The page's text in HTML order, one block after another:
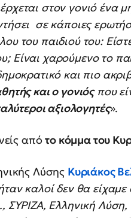
στον γονιό ένα
σε κάποιες
του παιδιού του:
Είναι χαρούμενο το
και πιο
και ο γονιόςπου
αξιολογητές».
απότο κόμμα του
Λύσης Κυριάκος
καλοί δεν θα είχαμε
ΣΥΡΙΖΑ, Ελληνική